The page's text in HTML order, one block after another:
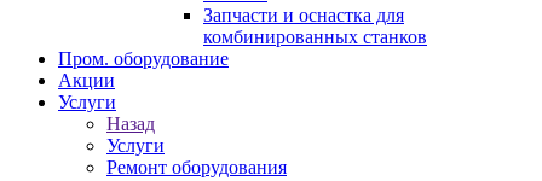
Запчасти и оснастка для
комбинированных станков
Пром. оборудование
Акции
Услуги
Назад
Услуги
Ремонт оборудования